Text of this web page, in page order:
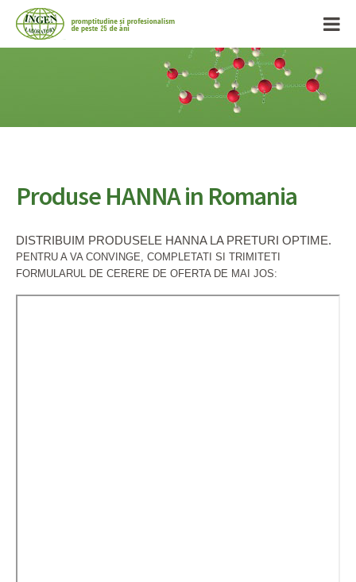
Produse HANNA in Romania
DISTRIBUIM PRODUSELE HANNA LA PRETURI OPTIME.
PENTRU A VA CONVINGE, COMPLETATI SI TRIMITETI
FORMULARUL DE CERERE DE OFERTA DE MAI JOS: